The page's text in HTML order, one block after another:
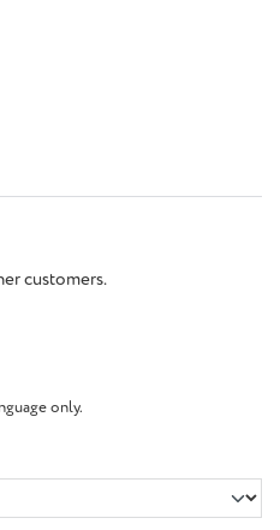
customers.
only.